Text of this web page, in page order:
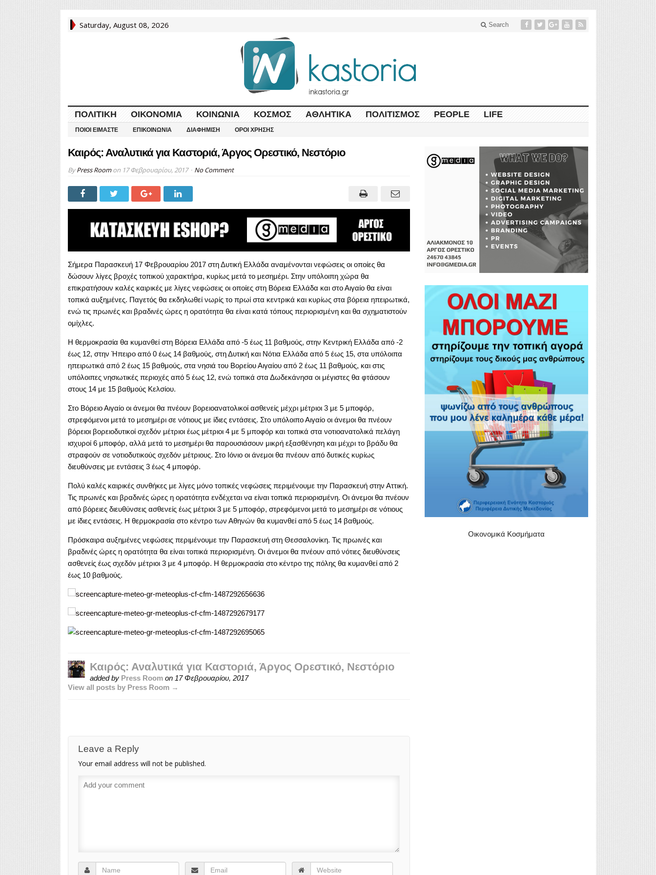
Saturday, August 08, 2026 Search
ΠΟΛΙΤΙΚΉ ΟΙΚΟΝΟΜΊΑ ΚΟΙΝΩΝΊΑ ΚΌΣΜΟΣ ΑΘΛΗΤΙΚΆ ΠΟΛΙΤΙΣΜΌΣ PEOPLE LIFE
ΠΟΙΟΙ ΕΊΜΑΣΤΕ ΕΠΙΚΟΙΝΩΝΊΑ ΔΙΑΦΉΜΙΣΗ ΌΡΟΙ ΧΡΉΣΗΣ
Καιρός: Αναλυτικά για Καστοριά, Άργος Ορεστικό, Νεστόριο
ByPress Roomon 17 Φεβρουαρίου, 2017 No Comment
Σήμερα Παρασκευή 17 Φεβρουαρίου 2017 στη Δυτική Ελλάδα αναμένονται νεφώσεις οι οποίες θα
δώσουν λίγες βροχές τοπικού χαρακτήρα, κυρίως μετά το μεσημέρι. Στην υπόλοιπη χώρα θα
επικρατήσουν καλές καιρικές με λίγες νεφώσεις οι οποίες στη Βόρεια Ελλάδα και στο Αιγαίο θα είναι
τοπικά αυξημένες. Παγετός θα εκδηλωθεί νωρίς το πρωί στα κεντρικά και κυρίως στα βόρεια ηπειρωτικά,
ενώ τις πρωινές και βραδινές ώρες η ορατότητα θα είναι κατά τόπους περιορισμένη και θα σχηματιστούν
ομίχλες.
Η θερμοκρασία θα κυμανθεί στη Βόρεια Ελλάδα από -5 έως 11 βαθμούς, στην Κεντρική Ελλάδα από -2
έως 12, στην Ήπειρο από 0 έως 14 βαθμούς, στη Δυτική και Νότια Ελλάδα από 5 έως 15, στα υπόλοιπα
ηπειρωτικά από 2 έως 15 βαθμούς, στα νησιά του Βορείου Αιγαίου από 2 έως 11 βαθμούς, και στις
υπόλοιπες νησιωτικές περιοχές από 5 έως 12, ενώ τοπικά στα Δωδεκάνησα οι μέγιστες θα φτάσουν
στους 14 με 15 βαθμούς Κελσίου.
Στο Βόρειο Αιγαίο οι άνεμοι θα πνέουν βορειοανατολικοί ασθενείς μέχρι μέτριοι 3 με 5 μποφόρ,
στρεφόμενοι μετά το μεσημέρι σε νότιους με ίδιες εντάσεις. Στο υπόλοιπο Αιγαίο οι άνεμοι θα πνέουν
βόρειοι βορειοδυτικοί σχεδόν μέτριοι έως μέτριοι 4 με 5 μποφόρ και τοπικά στα νοτιοανατολικά πελάγη
ισχυροί 6 μποφόρ, αλλά μετά το μεσημέρι θα παρουσιάσουν μικρή εξασθένηση και μέχρι το βράδυ θα
στραφούν σε νοτιοδυτικούς σχεδόν μέτριους. Στο Ιόνιο οι άνεμοι θα πνέουν από δυτικές κυρίως
διευθύνσεις με εντάσεις 3 έως 4 μποφόρ.
Πολύ καλές καιρικές συνθήκες με λίγες μόνο τοπικές νεφώσεις περιμένουμε την Παρασκευή στην Αττική.
Τις πρωινές και βραδινές ώρες η ορατότητα ενδέχεται να είναι τοπικά περιορισμένη. Οι άνεμοι θα πνέουν
από βόρειες διευθύνσεις ασθενείς έως μέτριοι 3 με 5 μποφόρ, στρεφόμενοι μετά το μεσημέρι σε νότιους
με ίδιες εντάσεις. Η θερμοκρασία στο κέντρο των Αθηνών θα κυμανθεί από 5 έως 14 βαθμούς.
Πρόσκαιρα αυξημένες νεφώσεις περιμένουμε την Παρασκευή στη Θεσσαλονίκη. Τις πρωινές και
βραδινές ώρες η ορατότητα θα είναι τοπικά περιορισμένη. Οι άνεμοι θα πνέουν από νότιες διευθύνσεις
ασθενείς έως σχεδόν μέτριοι 3 με 4 μποφόρ. Η θερμοκρασία στο κέντρο της πόλης θα κυμανθεί από 2
έως 10 βαθμούς.
Καιρός: Αναλυτικά για Καστοριά, Άργος Ορεστικό, Νεστόριο
added by Press Roomon 17 Φεβρουαρίου, 2017
View all posts by Press Room →
Leave a Reply
Your email address will not be published.
Οικονομικά Κοσμήματα